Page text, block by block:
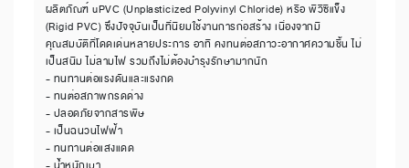
ผลิตภัณฑ์ uPVC (Unplasticized Polyvinyl Chloride) หรือ พีวีซีแข็ง
(Rigid PVC) ซึ่งปัจจุบันเป็นที่นิยมใช้งานการก่อสร้าง เนื่องจากมี
คุณสมบัติที่โดดเด่นหลายประการ อาทิ คงทนต่อสภาวะอากาศความชื้น ไม่
เป็นสนิม ไม่ลามไฟ รวมถึงไม่ต้องบำรุงรักษามากนัก
- ทนทานต่อแรงดันและแรงกด
- ทนต่อสภาพกรดด่าง
- ปลอดภัยจากสารพิษ
- เป็นฉนวนไฟฟ้า
- ทนทานต่อแสงแดด